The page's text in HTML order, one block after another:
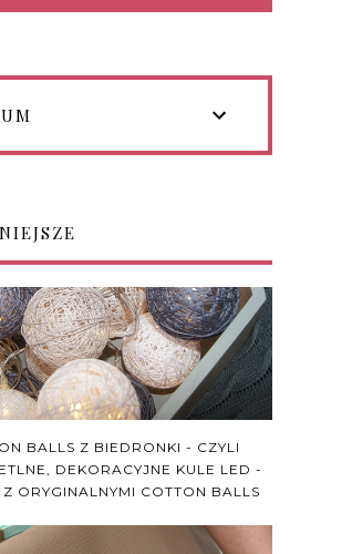
BALLS Z BIEDRONKI - CZYLI
DEKORACYJNE KULE LED -
ORYGINALNYMI COTTON BALLS